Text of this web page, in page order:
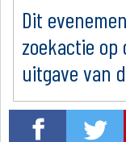
Dit
zoekactie op
uitgave van